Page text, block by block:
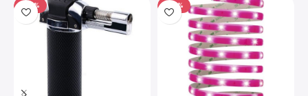
-50% -50%